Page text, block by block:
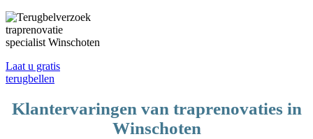
Laat u gratis
terugbellen
Klantervaringen van traprenovaties in
Winschoten